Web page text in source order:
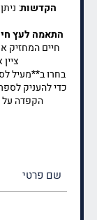
הקדשות:
התאמה לעץ
חיים המחזיק
בחרו ב**מעיל
כדי להעניק
הקפדה על